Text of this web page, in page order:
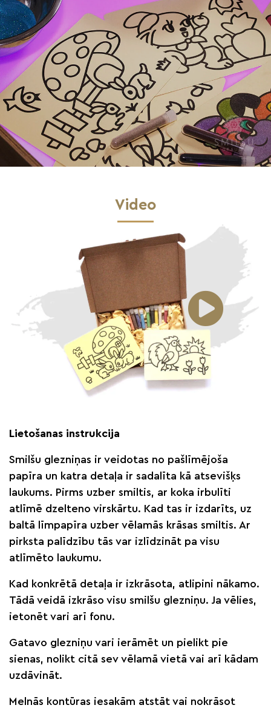
Video
Lietošanas instrukcija
Smilšu glezniņas ir veidotas no pašlīmējoša
papīra un katra detaļa ir sadalīta kā atsevišķs
laukums. Pirms uzber smiltis, ar koka irbulīti
atlīmē dzelteno virskārtu. Kad tas ir izdarīts, uz
baltā līmpapīra uzber vēlamās krāsas smiltis. Ar
pirksta palīdzību tās var izlīdzināt pa visu
atlīmēto laukumu.
Kad konkrētā detaļa ir izkrāsota, atlipini nākamo.
Tādā veidā izkrāso visu smilšu glezniņu. Ja vēlies,
ietonēt vari arī fonu.
Gatavo glezniņu vari ierāmēt un pielikt pie
sienas, nolikt citā sev vēlamā vietā vai arī kādam
uzdāvināt.
Melnās kontūras iesakām atstāt vai nokrāsot